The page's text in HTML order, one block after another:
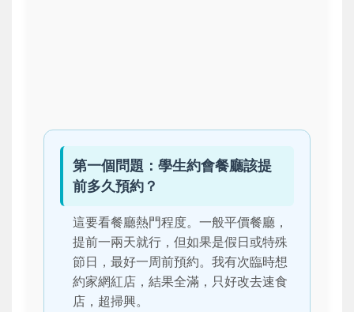
第一個問題：學生約會餐廳該提
前多久預約？
這要看餐廳熱門程度。一般平價餐廳，
提前一兩天就行，但如果是假日或特殊
節日，最好一周前預約。我有次臨時想
約家網紅店，結果全滿，只好改去速食
店，超掃興。